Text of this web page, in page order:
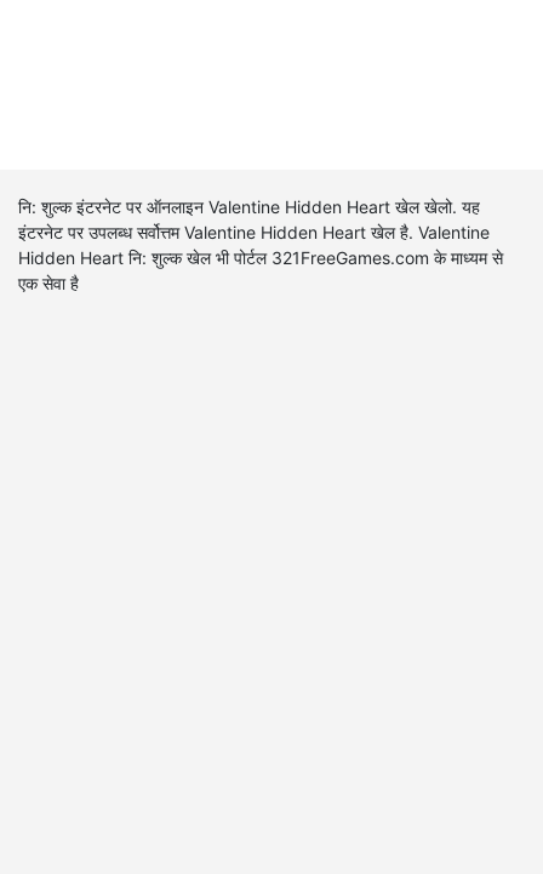
नि: शुल्क इंटरनेट पर ऑनलाइन Valentine Hidden Heart खेल खेलो. यह
इंटरनेट पर उपलब्ध सर्वोत्तम Valentine Hidden Heart खेल है. Valentine
Hidden Heart नि: शुल्क खेल भी पोर्टल 321FreeGames.com के माध्यम से
एक सेवा है